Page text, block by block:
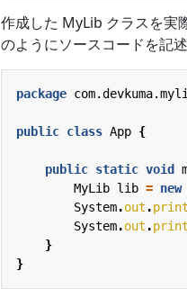
作成した MyLib クラスを実
のようにソースコードを記
package
public class App {
public static void
MyLib lib = new
System.out .
System.out .
}
}